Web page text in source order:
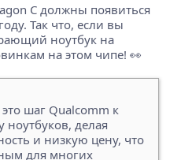
C должны появиться
Так что, если вы
ноутбук на
на этом чипе! 👀
шаг Qualcomm к
ноутбуков, делая
и низкую цену, что
для многих